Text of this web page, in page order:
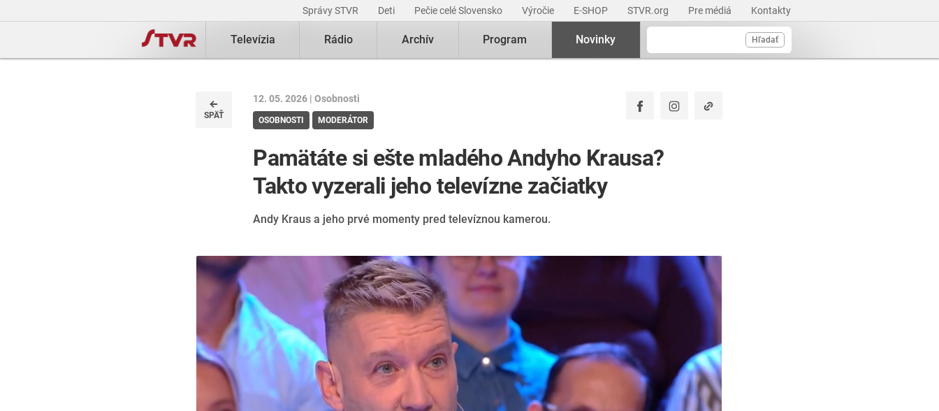
Správy STVR Deti Pečie celé Slovensko Výročie E-SHOP STVR.org Pre médiá Kontakty
Hľadať
Televízia Rádio Archív Program Novinky
SPÄŤ
12. 05. 2026 |Osobnosti
OSOBNOSTI MODERÁTOR
Pamätáte si ešte mladého Andyho Krausa?
Takto vyzerali jeho televízne začiatky
Andy Kraus a jeho prvé momenty pred televíznou kamerou.